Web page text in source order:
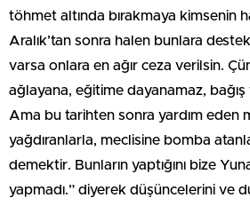
töhmet altında bırakmaya kimsenin
Aralık’tan sonra halen bunlara
varsa onlara en ağır ceza verilsin.
ağlayana, eğitime dayanamaz, bağış
Ama bu tarihten sonra yardım eden
yağdıranlarla, meclisine bomba
demektir. Bunların yaptığını bize
yapmadı.” diyerek düşüncelerini ve